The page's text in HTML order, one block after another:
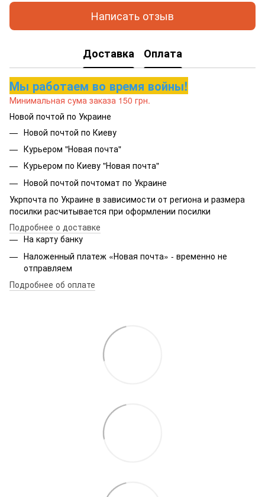
Написать отзыв
Доставка Оплата
Мы работаем во время войны!
Минимальная сума заказа 150 грн.
Новой почтой по Украине
Новой почтой по Киеву
Курьером "Новая почта"
Курьером по Киеву "Новая почта"
Новой почтой почтомат по Украине
Укрпочта по Украине в зависимости от региона и размера
посилки расчитывается при оформлении посилки
Подробнее о доставке
На карту банку
Наложенный платеж «Новая почта» - временно не
отправляем
Подробнее об оплате